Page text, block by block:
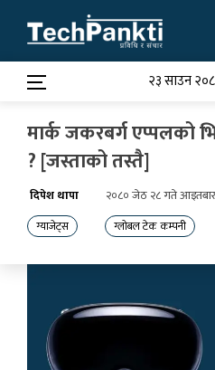
content
२३ साउन
मार्क जकरबर्ग एप्पलको
? [जस्ताको तस्तै]
दिपेश थापा २०८० जेठ २८ गते
ग्याजेट्स
ग्लोबल टेक कम्पनी